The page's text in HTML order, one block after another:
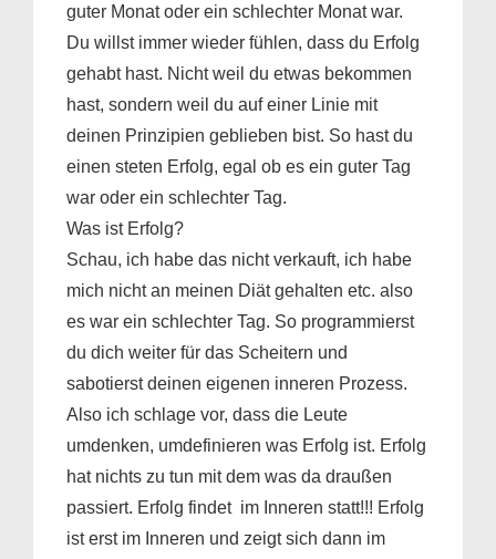
guter Monat oder ein schlechter Monat war.
Du willst immer wieder fühlen, dass du Erfolg
gehabt hast. Nicht weil du etwas bekommen
hast, sondern weil du auf einer Linie mit
deinen Prinzipien geblieben bist. So hast du
einen steten Erfolg, egal ob es ein guter Tag
war oder ein schlechter Tag.
Was ist Erfolg?
Schau, ich habe das nicht verkauft, ich habe
mich nicht an meinen Diät gehalten etc. also
es war ein schlechter Tag. So programmierst
du dich weiter für das Scheitern und
sabotierst deinen eigenen inneren Prozess.
Also ich schlage vor, dass die Leute
umdenken, umdefinieren was Erfolg ist. Erfolg
hat nichts zu tun mit dem was da draußen
passiert. Erfolg findet im Inneren statt!!! Erfolg
ist erst im Inneren und zeigt sich dann im